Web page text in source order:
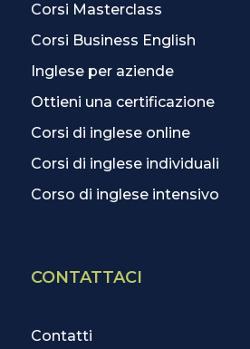
Corsi Masterclass
Corsi Business English
Inglese per aziende
Ottieni una certificazione
Corsi di inglese online
Corsi di inglese individuali
Corso di inglese intensivo
CONTATTACI
Contatti